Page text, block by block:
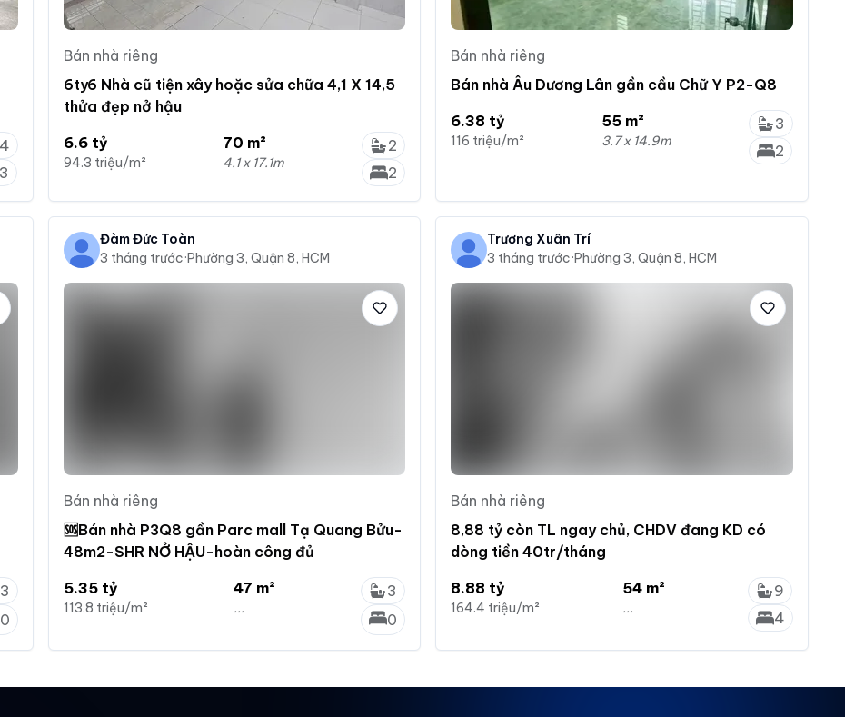
4
Bán nhà riêng
6ty6 Nhà cũ tiện xây hoặc sửa chữa 4,1 X 14,5
thửa đẹp nở hậu
6.6 tỷ
94.3 triệu/m²
70 m²
4.1 x 17.1m
2
2
Bán nhà riêng
Bán nhà Âu Dương Lân gần cầu Chữ Y P2-Q8
6.38 tỷ
116 triệu/m²
55 m²
3.7 x 14.9m
3
2
3
0
Đàm Đức Toàn
3 tháng trước·Phường 3, Quận 8, HCM
Bán nhà riêng
🆘Bán nhà P3Q8 gần Parc mall Tạ Quang Bửu-
48m2-SHR NỞ HẬU-hoàn công đủ
5.35 tỷ
113.8 triệu/m²
47 m²
...
3
0
Trương Xuân Trí
3 tháng trước·Phường 3, Quận 8, HCM
Bán nhà riêng
8,88 tỷ còn TL ngay chủ, CHDV đang KD có
dòng tiền 40tr/tháng
8.88 tỷ
164.4 triệu/m²
54 m²
...
9
4